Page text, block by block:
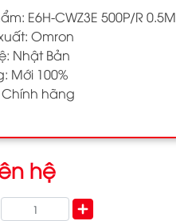
E6H-CWZ3E 500P/R 0.5M
Omron
Nhật Bản
Mới 100%
hãng
hệ